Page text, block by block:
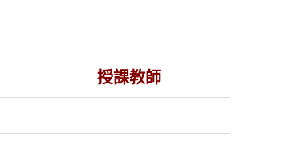
授課教師